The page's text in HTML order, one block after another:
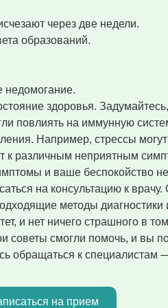
через две недели.
образований.
недомогание.
здоровья.
повлиять на иммунную
Например, стрессы
к различным неприятным
и ваше беспокойство не
на консультацию к врачу.
методы диагностики
и нет ничего страшного в
советы смогли помочь, и вы
обращаться к специалистам
на прием